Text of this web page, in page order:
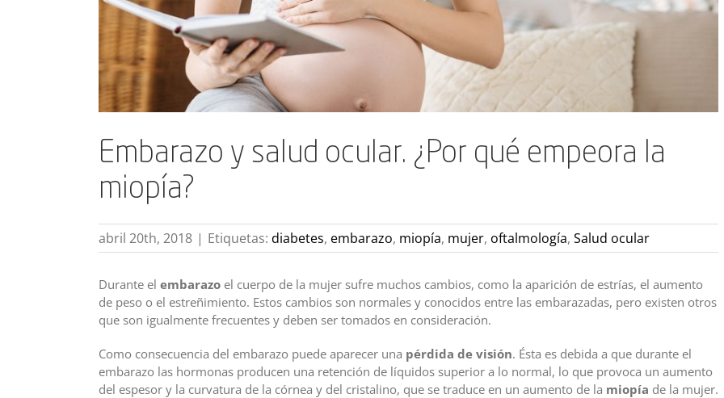
Embarazo y salud ocular. ¿Por qué empeora la
miopía?
abril 20th, 2018 | Etiquetas: diabetes, embarazo, miopía, mujer, oftalmología, Salud ocular
Durante el embarazo el cuerpo de la mujer sufre muchos cambios, como la aparición de estrías, el aumento
de peso o el estreñimiento. Estos cambios son normales y conocidos entre las embarazadas, pero existen otros
que son igualmente frecuentes y deben ser tomados en consideración.
Como consecuencia del embarazo puede aparecer una pérdida de visión. Ésta es debida a que durante el
embarazo las hormonas producen una retención de líquidos superior a lo normal, lo que provoca un aumento
del espesor y la curvatura de la córnea y del cristalino, que se traduce en un aumento de la miopía de la mujer.